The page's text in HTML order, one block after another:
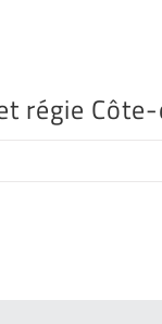
régie Côte-